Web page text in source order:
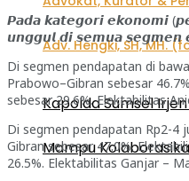
Kapolda Sumsel
Mampu
𝙋𝙖𝙙𝙖 𝙠𝙖𝙩𝙚𝙜𝙤𝙧𝙞 𝙚𝙠𝙤𝙣𝙤𝙢𝙞
𝙪𝙣𝙜𝙜𝙪𝙡 𝙙𝙞 𝙨𝙚𝙢𝙪𝙖 𝙨𝙚𝙜𝙢𝙚𝙣
Di segmen pendapatan di
Prabowo–Gibran sebesar
sebesar 29.6%. Elektabilitas
Di segmen pendapatan Rp2-4
Gibran sebesar 47.0%.
26.5%. Elektabilitas Ganjar –